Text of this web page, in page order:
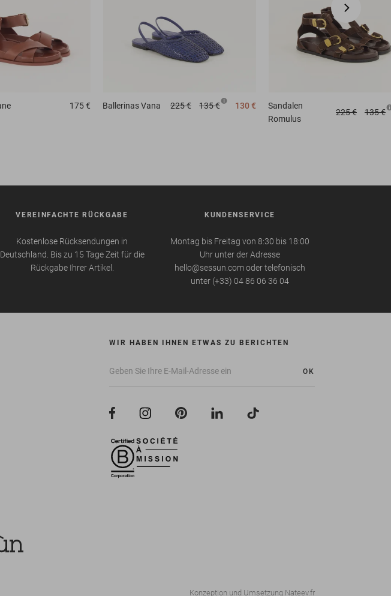
175 € BallerinasVana 225 € 135 € 130 €
Sandalen
Romulus
225 € 135 €
VEREINFACHTE RÜCKGABE
Kostenlose Rücksendungen in
Deutschland. Bis zu 15 Tage Zeit für die
Rückgabe Ihrer Artikel.
KUNDENSERVICE
Montag bis Freitag von 8:30 bis 18:00
Uhr unter der Adresse
hello@sessun.com oder telefonisch
unter (+33) 04 86 06 36 04
WIR HABEN IHNEN ETWAS ZU BERICHTEN
OK
Konzeption und Umsetzung Nateev.fr